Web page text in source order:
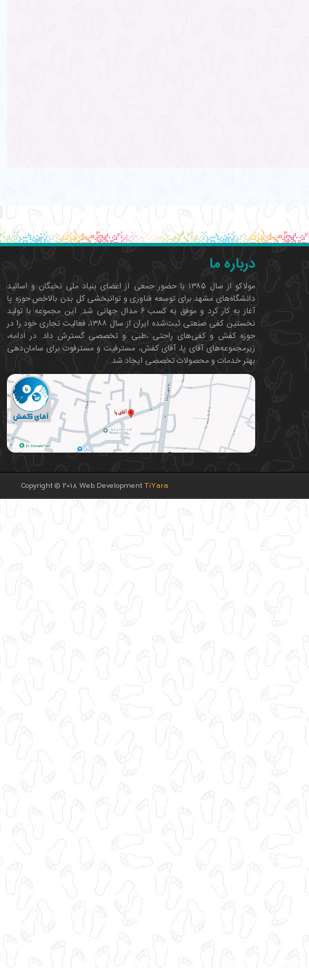
درباره ما
مولاکو از سال ۱۳۸۵ با حضور جمعی از اعضای بنیاد ملی نخبگان و اساتید
دانشگاه‌های مشهد برای توسعه فناوری‌ و توانبخشی کل بدن بالاخص حوزه پا
آغاز به کار کرد و موفق به کسب ۶ مدال جهانی شد. این مجموعه با تولید
نخستین کفی صنعتی ثبت‌شده ایران از سال ۱۳۸۸، فعالیت تجاری خود را در
حوزه کفش و کفی‌های راحتی ،طبی و تخصصی گسترش داد. در ادامه،
زیرمجموعه‌های آقای پا، آقای کفش، مسترفیت و مسترفوت برای سامان‌دهی
بهتر خدمات و محصولات تخصصی ایجاد شد.
Copyright © 2018 Web DevelopmentTiYara